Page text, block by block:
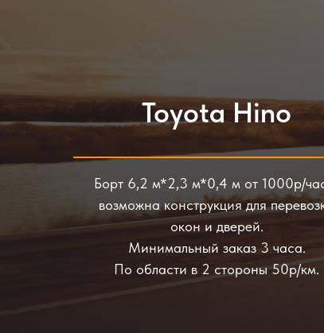
Toyota Нino
Борт 6,2 м*2,3 м*0,4 м от 1000р/
возможна конструкция для
окон и дверей.
Минимальный заказ 3 часа.
По области в 2 стороны 50р/км.